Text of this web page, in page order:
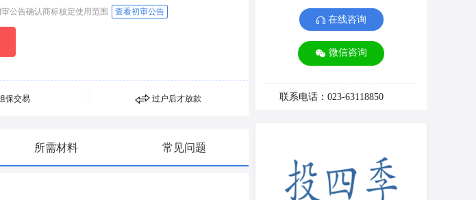
公告确认商标核定使用范围 查看初审公告
保交易 过户后才放款
所需材料 常见问题
在线咨询
微信咨询
联系电话：023-63118850